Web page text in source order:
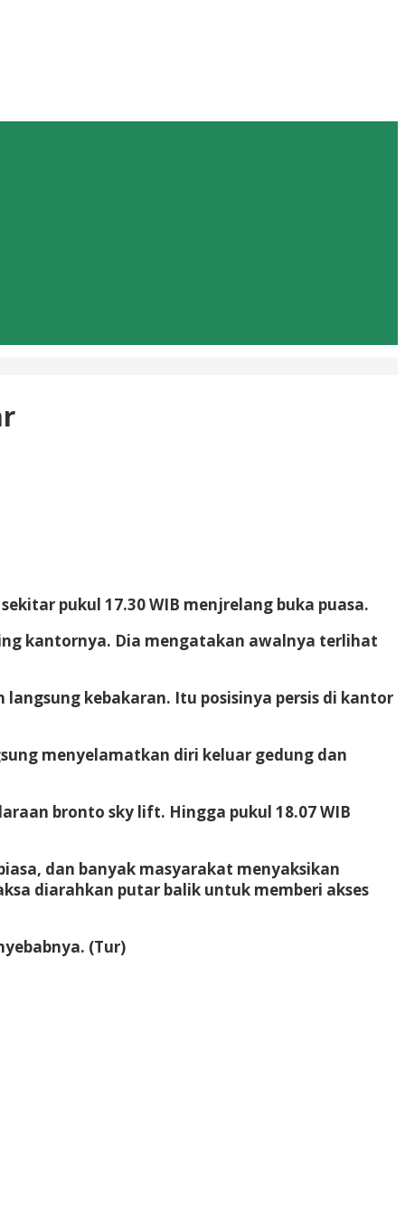
pukul 17.30 WIB menjrelang buka puasa.
kantornya. Dia mengatakan awalnya terlihat
kebakaran. Itu posisinya persis di kantor
menyelamatkan diri keluar gedung dan
bronto sky lift. Hingga pukul 18.07 WIB
dan banyak masyarakat menyaksikan
diarahkan putar balik untuk memberi akses
(Tur)